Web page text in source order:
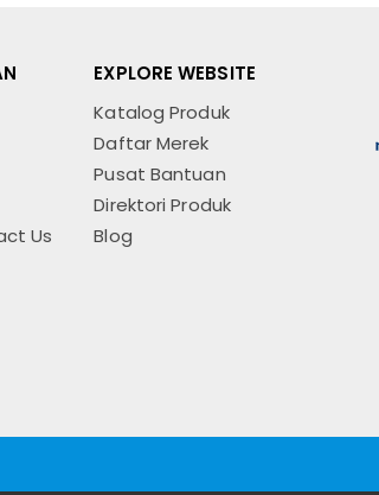
Us
EXPLORE WEBSITE
Katalog Produk
Daftar Merek
Pusat Bantuan
Direktori Produk
Blog